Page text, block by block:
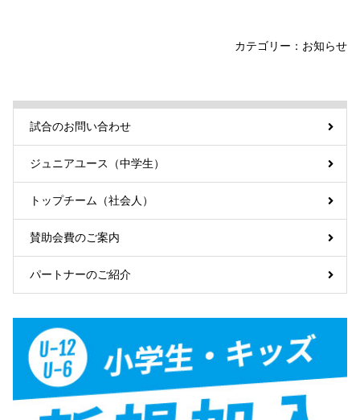
カテゴリー： お知らせ
試合のお問い合わせ
ジュニアユース（中学生）
トップチーム（社会人）
賛助会費のご案内
パートナーのご紹介